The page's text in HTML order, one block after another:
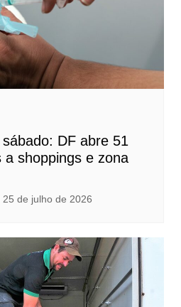
DF abre 51
a shoppings e zona
25 de julho de 2026